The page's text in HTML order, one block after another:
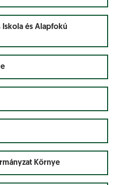
Iskola és Alapfokú
Környe